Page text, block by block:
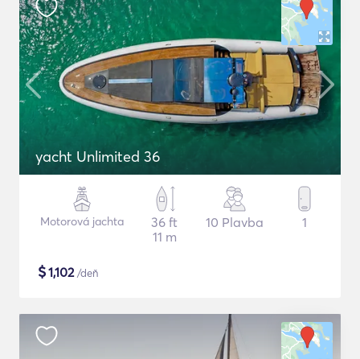
yacht Unlimited 36
Motorová jachta
36 ft
11 m
10 Plavba 1
$1,102/deň